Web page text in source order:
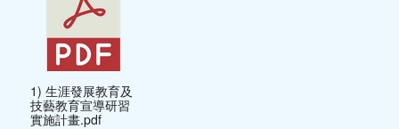
1) 生涯發展教育及
技藝教育宣導研習
實施計畫.pdf